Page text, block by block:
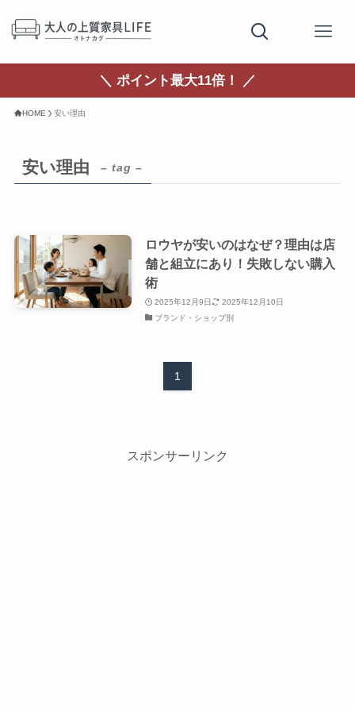
＼ ポイント最大11倍！ ／
HOME 安い理由
安い理由 – tag –
ロウヤが安いのはなぜ？理由は店
舗と組立にあり！失敗しない購入
術
2025年12月9日
2025年12月10日
ブランド・ショップ別
1
スポンサーリンク